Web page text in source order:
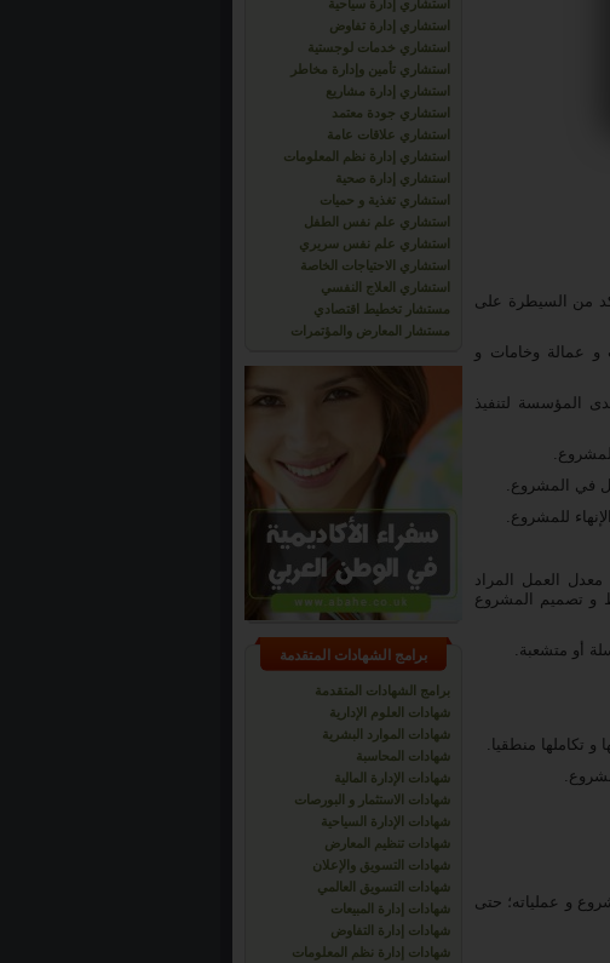
استشاري إدارة سياحية
استشاري إدارة تفاوض
استشاري خدمات لوجستية
استشاري تأمين وإدارة مخاطر
استشاري إدارة مشاريع
استشاري جودة معتمد
استشاري علاقات عامة
استشاري إدارة نظم المعلومات
استشاري إدارة صحية
استشاري تغذية و حميات
استشاري علم نفس الطفل
استشاري علم نفس سريري
استشاري الاحتياجات الخاصة
استشاري العلاج النفسي
مستشار تخطيط اقتصادي
مستشار المعارض والمؤتمرات
برامج الشهادات المتقدمة
برامج الشهادات المتقدمة
شهادات العلوم الإدارية
شهادات الموارد البشرية
شهادات المحاسبة
شهادات الإدارة المالية
شهادات الاستثمار و البورصات
شهادات الإدارة السياحية
شهادات تنظيم المعارض
شهادات التسويق والإعلان
شهادات التسويق العالمي
شهادات إدارة المبيعات
شهادات إدارة التفاوض
شهادات إدارة نظم المعلومات
من السيطرة على
و عمالة وخامات و
المؤسسة لتنفيذ
العمل المراد
و تصميم المشروع
و عملياته؛ حتى